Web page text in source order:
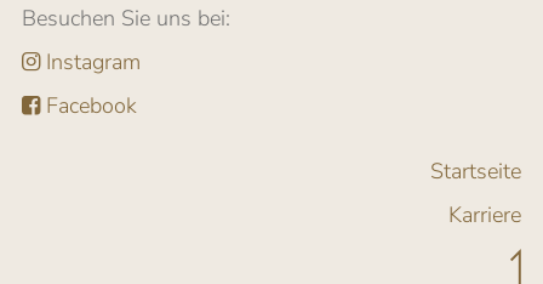
Besuchen Sie uns bei:
Instagram
Facebook
Startseite
Karriere